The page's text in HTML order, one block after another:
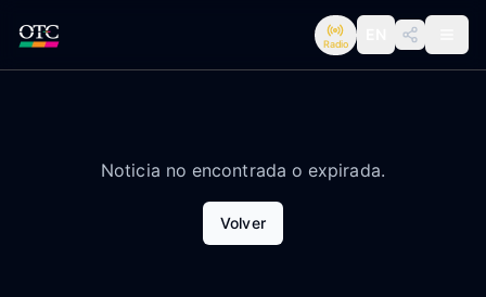
Radio
Noticia no encontrada o expirada.
Volver